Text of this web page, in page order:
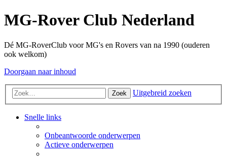
MG-Rover Club Nederland
Dé MG-RoverClub voor MG's en Rovers van na 1990 (ouderen
ook welkom)
Doorgaan naar inhoud
Zoek Uitgebreid zoeken
Snelle links
Onbeantwoorde onderwerpen
Actieve onderwerpen